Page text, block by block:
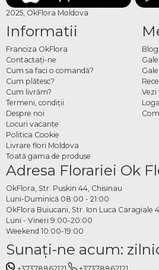
2025, OkFlora Moldova
Informatii
Franciza OkFlora
Contactaţi-ne
Cum sa faci o comandă?
Cum plătesc?
Cum livrăm?
Termeni, condiţii
Despre noi
Locuri vacante
Politica Cookie
Livrare flori Moldova
Toată gama de produse
Vezi
Adresa Florariei Ok
OkFlora, Str. Puskin 44, Chisinau
Luni-Duminică 08:00 - 21:00
OkFlora Buiucani, Str. Ion Luca Caragiale
Luni - Vineri 9:00-20:00
Weekend 10:00-19:00
Sunaţi-ne acum: